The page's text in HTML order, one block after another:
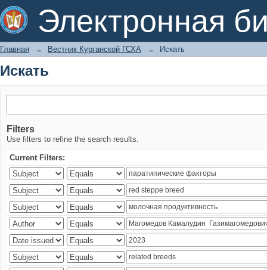
Электронная
Искать
Главная → Вестник Курганской ГСХА → Искать
Искать
Filters
Use filters to refine the search results.
Current Filters: